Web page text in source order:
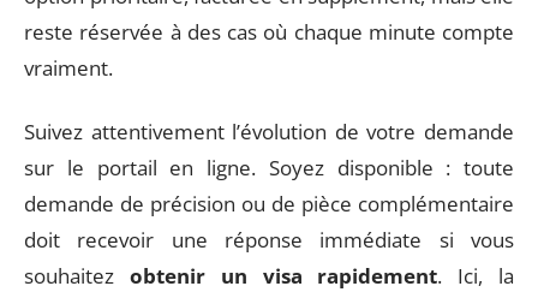
reste réservée à des cas où chaque minute compte
vraiment.
Suivez attentivement l’évolution de votre demande
sur le portail en ligne. Soyez disponible : toute
demande de précision ou de pièce complémentaire
doit recevoir une réponse immédiate si vous
souhaitez obtenir un visa rapidement. Ici, la